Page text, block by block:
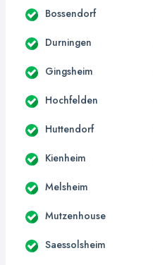
Bossendorf
Durningen
Gingsheim
Hochfelden
Huttendorf
Kienheim
Melsheim
Mutzenhouse
Saessolsheim